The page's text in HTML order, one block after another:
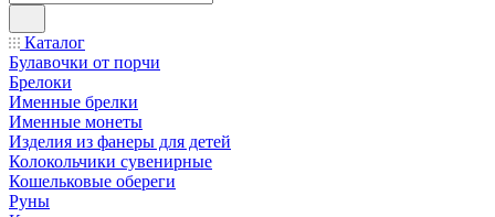
Каталог
Булавочки от порчи
Брелоки
Именные брелки
Именные монеты
Изделия из фанеры для детей
Колокольчики сувенирные
Кошельковые обереги
Руны